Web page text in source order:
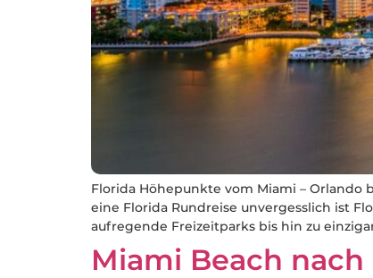
Florida Höhepunkte vom Miami – Orlando
eine Florida Rundreise unvergesslich ist
aufregende Freizeitparks bis hin zu
Miami Beach nach